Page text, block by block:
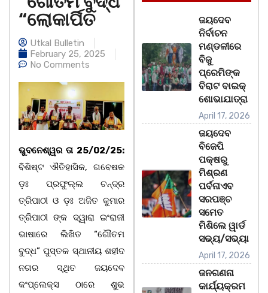
“ଲୋକାର୍ପିତ
Utkal Bulletin
February 25, 2025
No Comments
ଭୁବନେଶ୍ୱର ତା 25/02/25:
ବିଶିଷ୍ଟ ଐତିହାସିକ, ଗବେଷକ
ଡ଼ଃ ପ୍ରଫୁଲ୍ଲ ଚନ୍ଦ୍ର
ତ୍ରିପାଠୀ ଓ ଡ଼ଃ ଅଜିତ କୁମାର
ତ୍ରିପାଠୀ ଙ୍କ ଦ୍ୱାରା ଇଂରାଜୀ
ଭାଷାରେ ଲିଖିତ “ଗୌତମ
ବୁଦ୍ଧ” ପୁସ୍ତକ ସ୍ଥାନୀୟ ଶହୀଦ
ନଗର ସ୍ଥିତ ଜୟଦେବ
କଂପ୍ଲେକ୍ସ ଠାରେ ଶୁଭ
ଜୟଦେବ
ନିର୍ବାଚନ
ମଣ୍ଡଳୀରେ
ବିଜୁ
ପ୍ରେମିଙ୍କ
ବିରାଟ ବାଇକ୍
ଶୋଭାଯାତ୍ରା
April 17, 2026
ଜୟଦେବ
ବିଜେପି
ପକ୍ଷରୁ
ମିଶ୍ରଣ
ପର୍ବନାଏବ
ସରପଞ୍ଚ
ସମେତ
ମିଶିଲେ ୱାର୍ଡ
ସଭ୍ୟ/ସଭ୍ୟା
April 17, 2026
ଜନଗଣନା
କାର୍ଯ୍ୟକ୍ରମ